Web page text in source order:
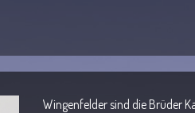
Wingenfelder sind die Brüder